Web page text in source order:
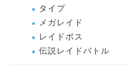
タイプ
メガレイド
レイドボス
伝説レイドバトル